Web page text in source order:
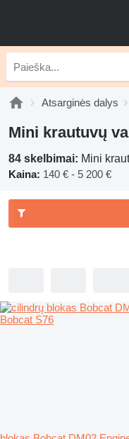
Atsarginės dalys
Mini krautuvų
84 skelbimai: Mini
Kaina: 140 € - 5 200 €